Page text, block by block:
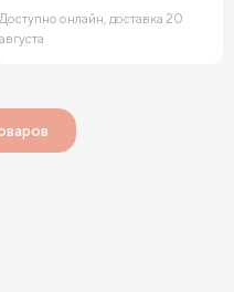
Доступно онлайн, доставка 20
августа